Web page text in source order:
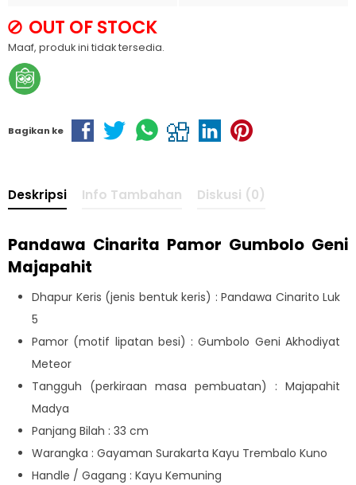
OUT OF STOCK
Maaf, produk ini tidak tersedia.
Bagikan ke
Deskripsi Info Tambahan Diskusi (0)
Pandawa Cinarita Pamor Gumbolo Geni
Majapahit
Dhapur Keris (jenis bentuk keris) : Pandawa Cinarito Luk
5
Pamor (motif lipatan besi) : Gumbolo Geni Akhodiyat
Meteor
Tangguh (perkiraan masa pembuatan) : Majapahit
Madya
Panjang Bilah : 33 cm
Warangka : Gayaman Surakarta Kayu Trembalo Kuno
Handle / Gagang : Kayu Kemuning